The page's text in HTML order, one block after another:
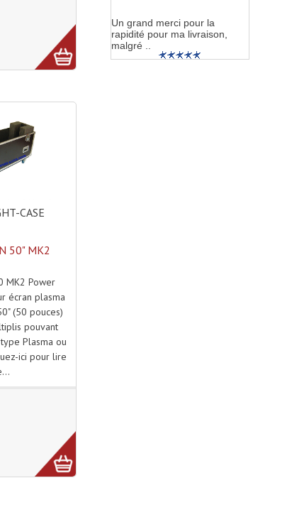
CASE
50" MK2
MK2 Power
écran plasma
(50 pouces)
pouvant
Plasma ou
ici pour lire
Un grand merci pour la
rapidité pour ma livraison,
malgré ..